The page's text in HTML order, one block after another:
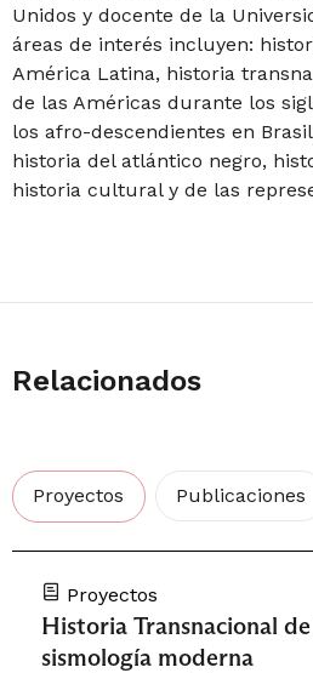
Unidos y docente de la
áreas de interés incluyen:
América Latina, historia
de las Américas durante los
los afro-descendientes en
historia del atlántico negro,
historia cultural y de las
Relacionados
Proyectos Publicaciones
Proyectos
Historia Transnacional
sismología moderna